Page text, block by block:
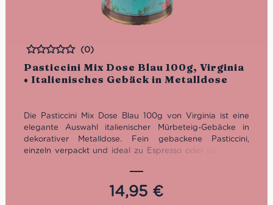
Pasticcini Mix Dose Blau 100g, Virginia
• Italienisches Gebäck in Metalldose
Bewertet
(0)
Die Pasticcini Mix Dose Blau 100g von Virginia ist eine
elegante Auswahl italienischer Mürbeteig-Gebäcke in
dekorativer Metalldose. Fein gebackene Pasticcini,
einzeln verpackt und ideal zu Espresso oder als stilvolle
14,95 €